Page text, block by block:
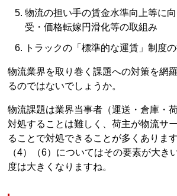
物流の担い手の賃金水準向上等に
受・価格転嫁円滑化等の取組み
トラックの「標準的な運賃」制度
物流業界を取り巻く課題への対策を網
るのではないでしょうか。
物流課題は業界当事者（運送・倉庫・
対処することは難しく、荷主が物流サ
ることで対処できることが多くありま
（4）（6）についてはその要素が大き
度は大きくなりますね。